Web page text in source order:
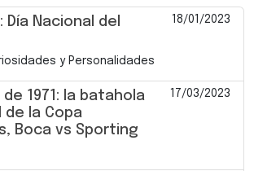
Día Nacional del
18/01/2023
y Personalidades
1971: la batahola
de la Copa
Boca vs Sporting
17/03/2023